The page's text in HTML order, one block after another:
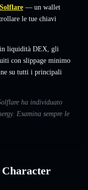
Solflare — un wallet
le tue chiavi
in liquidità DEX, gli
con slippage minimo
su tutti i principali
ha individuato
Esamina sempre le